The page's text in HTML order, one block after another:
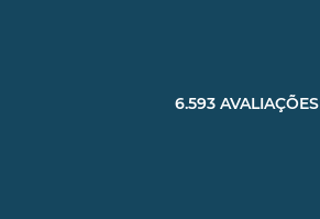
6.593 AVALIAÇÕES